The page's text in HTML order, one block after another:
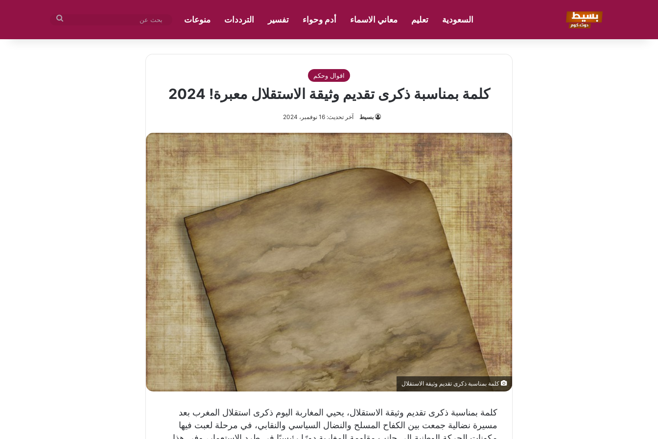
السعودية تعليم معاني الاسماء أدم وحواء تفسير الترددات منوعات
بحث
عن
اقوال وحكم
كلمة بمناسبة ذكرى تقديم وثيقة الاستقلال معبرة! 2024
بسيط آخر تحديث: 16 نوفمبر، 2024
كلمة بمناسبة ذكرى تقديم وثيقة الاستقلال
كلمة بمناسبة ذكرى تقديم وثيقة الاستقلال، يحيي المغاربة اليوم ذكرى استقلال المغرب بعد
مسيرة نضالية جمعت بين الكفاح المسلح والنضال السياسي والنقابي، في مرحلة لعبت فيها